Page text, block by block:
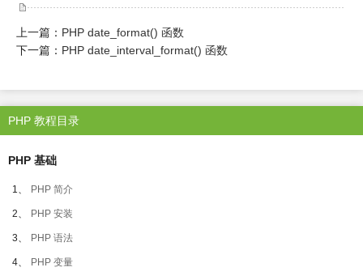
上一篇： PHP date_format() 函数
下一篇： PHP date_interval_format() 函数
PHP 教程目录
PHP 基础
1、 PHP 简介
2、 PHP 安装
3、 PHP 语法
4、 PHP 变量